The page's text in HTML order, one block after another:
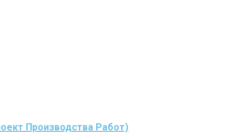
Производства Работ)